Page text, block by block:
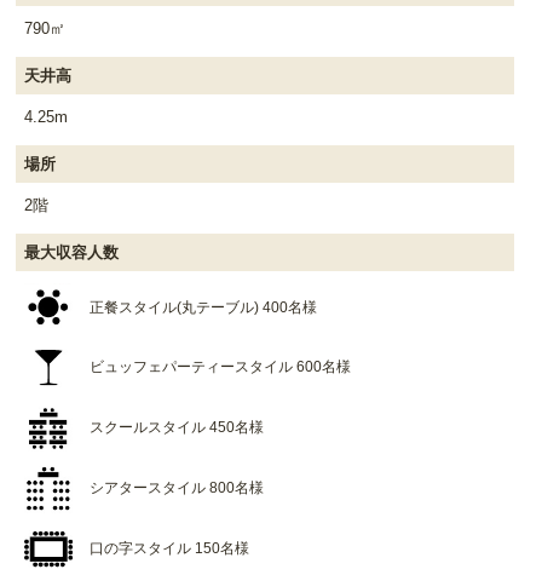
790㎡
天井高
4.25m
場所
2階
最大収容人数
正餐スタイル(丸テーブル) 400名様
ビュッフェパーティースタイル 600名様
スクールスタイル 450名様
シアタースタイル 800名様
口の字スタイル 150名様